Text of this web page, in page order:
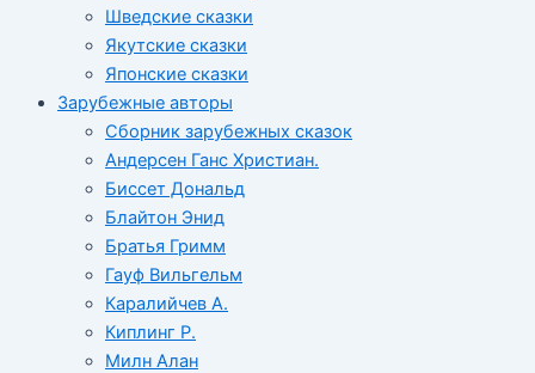
Шведские сказки
Якутские сказки
Японские сказки
Зарубежные авторы
Сборник зарубежных сказок
Андерсен Ганс Христиан.
Биссет Дональд
Блайтон Энид
Братья Гримм
Гауф Вильгельм
Каралийчев А.
Киплинг Р.
Милн Алан